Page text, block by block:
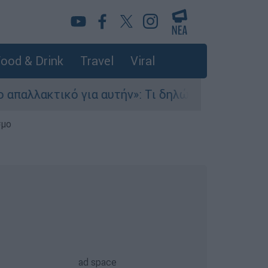
& Drink Travel Viral
για αυτήν»: Τι δηλώνει στο ethnos.gr ο